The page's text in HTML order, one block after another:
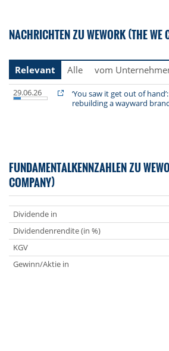
NACHRICHTEN ZU WEWORK (THE WE
Relevant
Alle vom
29.06.26
‘You saw it get out of
rebuilding a wayward
FUNDAMENTALKENNZAHLEN ZU
COMPANY)
Dividende in
Dividendenrendite (in %)
KGV
Gewinn/Aktie in